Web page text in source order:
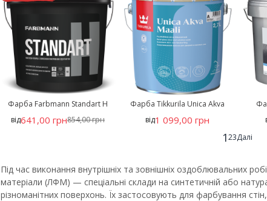
Фарба Farbmann Standart H
від641,00 грн854,00 грн
Фарба Tikkurila Unica Akva
від1 099,00 грн
123Далі
Під час виконання внутрішніх та зовнішніх оздоблювальних
матеріали (ЛФМ) — спеціальні склади на синтетичній або
різноманітних поверхонь. Їх застосовують для фарбування